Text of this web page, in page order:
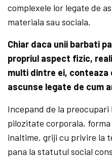
complexele lor legate de
materiala sau sociala.
Chiar daca unii barbati
propriul aspect fizic,
multi dintre ei, conteaza
ascunse legate de cum
Incepand de la
pilozitate corporala,
inaltime, griji cu privire la
pana la statutul social